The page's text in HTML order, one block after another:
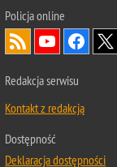
Policja online
Redakcja serwisu
Kontakt z redakcją
Dostępność
Deklaracja dostępności